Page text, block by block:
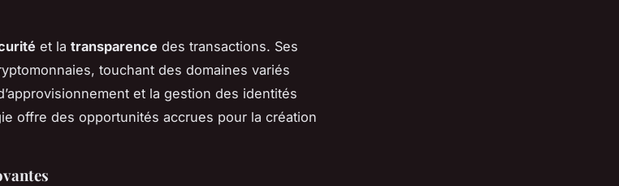
et la transparence des transactions. Ses
touchant des domaines variés
et la gestion des identités
offre des opportunités accrues pour la création